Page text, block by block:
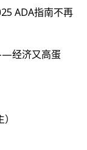
ADA指南不再
经济又高蛋